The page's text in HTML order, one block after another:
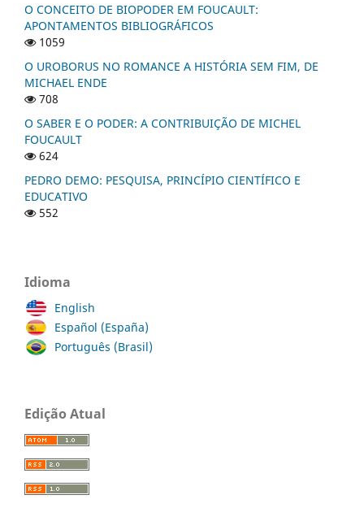
O CONCEITO DE BIOPODER EM FOUCAULT:
APONTAMENTOS BIBLIOGRÁFICOS
1059
O UROBORUS NO ROMANCE A HISTÓRIA SEM FIM, DE
MICHAEL ENDE
708
O SABER E O PODER: A CONTRIBUIÇÃO DE MICHEL
FOUCAULT
624
PEDRO DEMO: PESQUISA, PRINCÍPIO CIENTÍFICO E
EDUCATIVO
552
Idioma
English
Español (España)
Português (Brasil)
Edição Atual